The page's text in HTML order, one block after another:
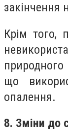
закінчення
Крім того,
природного
що
опалення.
8. Зміни до